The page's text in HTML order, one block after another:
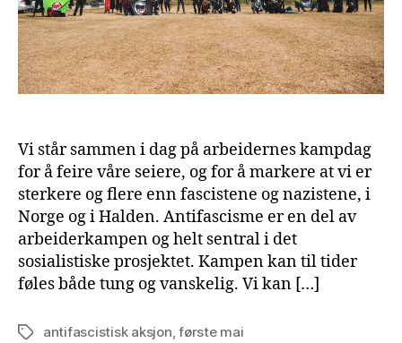
Vi står sammen i dag på arbeidernes kampdag
for å feire våre seiere, og for å markere at vi er
sterkere og flere enn fascistene og nazistene, i
Norge og i Halden. Antifascisme er en del av
arbeiderkampen og helt sentral i det
sosialistiske prosjektet. Kampen kan til tider
føles både tung og vanskelig. Vi kan […]
Tagsantifascistisk aksjon,første mai